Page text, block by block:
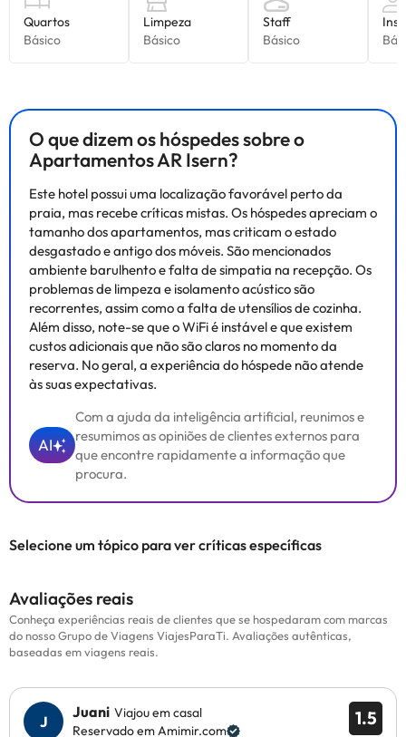
O que dizem os hóspedes sobre o
Apartamentos AR Isern?
Este hotel possui uma localização favorável perto da
praia, mas recebe críticas mistas. Os hóspedes apreciam o
tamanho dos apartamentos, mas criticam o estado
desgastado e antigo dos móveis. São mencionados
ambiente barulhento e falta de simpatia na recepção. Os
problemas de limpeza e isolamento acústico são
recorrentes, assim como a falta de utensílios de cozinha.
Além disso, note-se que o WiFi é instável e que existem
custos adicionais que não são claros no momento da
reserva. No geral, a experiência do hóspede não atende
às suas expectativas.
AI
Com a ajuda da inteligência artificial, reunimos e
resumimos as opiniões de clientes externos para
que encontre rapidamente a informação que
procura.
Selecione um tópico para ver críticas específicas
Avaliações reais
Conheça experiências reais de clientes que se hospedaram com marcas
do nosso Grupo de Viagens ViajesParaTi. Avaliações autênticas,
baseadas em viagens reais.
1.5
Juani Viajou em casal
Reservado em Amimir.com